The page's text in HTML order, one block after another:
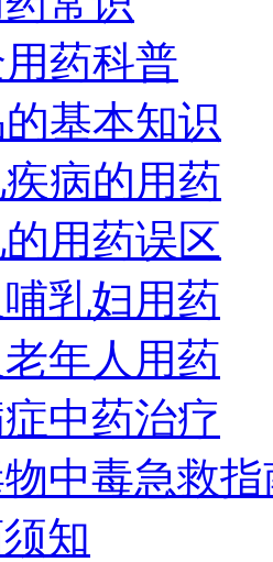
药科普
基本知识
病的用药
用药误区
乳妇用药
年人用药
中药治疗
中毒急救指
知